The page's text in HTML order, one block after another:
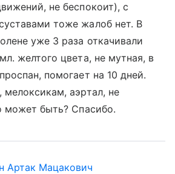
не беспокоит), с
тоже жалоб нет. В
уже 3 раза откачивали
желтого цвета, не мутная, в
помогает на 10 дней.
аэртал, не
может быть? Спасибо.
Артак Мацакович